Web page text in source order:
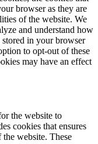
browser as they are
of the website. We
and understand how
in your browser
to opt-out of these
may have an effect
the website to
cookies that ensures
website. These